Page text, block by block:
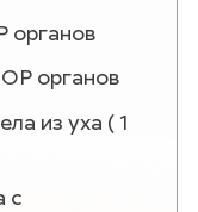
органов
органов
из уха ( 1
с